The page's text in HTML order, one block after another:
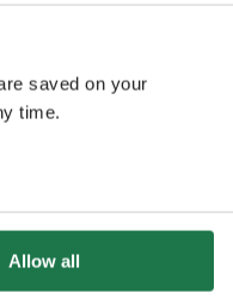
saved on your
time.
Allow all